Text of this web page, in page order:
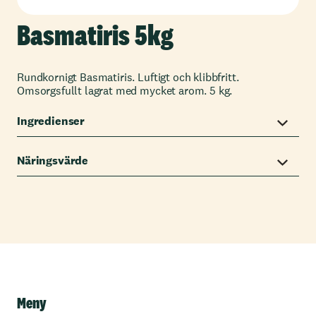
Basmatiris 5kg
Rundkornigt Basmatiris. Luftigt och klibbfritt.
Omsorgsfullt lagrat med mycket arom. 5 kg.
Ingredienser
Näringsvärde
Meny